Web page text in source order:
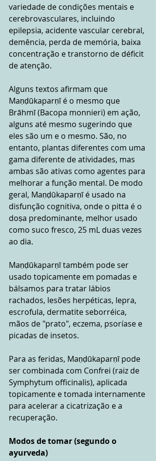
variedade de condições mentais e
cerebrovasculares, incluindo
epilepsia, acidente vascular cerebral,
demência, perda de memória, baixa
concentração e transtorno de déficit
de atenção.
Alguns textos afirmam que
Maṇḍūkaparṇī é o mesmo que
Brāhmī (Bacopa monnieri) em ação,
alguns até mesmo sugerindo que
eles são um e o mesmo. São, no
entanto, plantas diferentes com uma
gama diferente de atividades, mas
ambas são ativas como agentes para
melhorar a função mental. De modo
geral, Maṇḍūkaparṇī é usado na
disfunção cognitiva, onde o pitta é o
doṣa predominante, melhor usado
como suco fresco, 25 mL duas vezes
ao dia.
Maṇḍūkaparṇī também pode ser
usado topicamente em pomadas e
bálsamos para tratar lábios
rachados, lesões herpéticas, lepra,
escrofula, dermatite seborréica,
mãos de "prato", eczema, psoríase e
picadas de insetos.
Para as feridas, Maṇḍūkaparṇī pode
ser combinada com Confrei (raiz de
Symphytum officinalis), aplicada
topicamente e tomada internamente
para acelerar a cicatrização e a
recuperação.
Modos de tomar (segundo o
ayurveda)